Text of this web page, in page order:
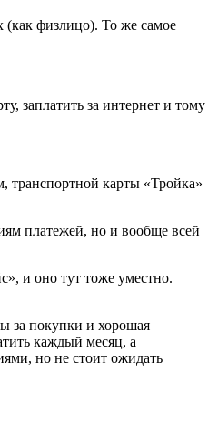
(как физлицо). То же самое
заплатить за интернет и тому
транспортной карты «Тройка»
платежей, но и вообще всей
и оно тут тоже уместно.
за покупки и хорошая
каждый месяц, а
но не стоит ожидать